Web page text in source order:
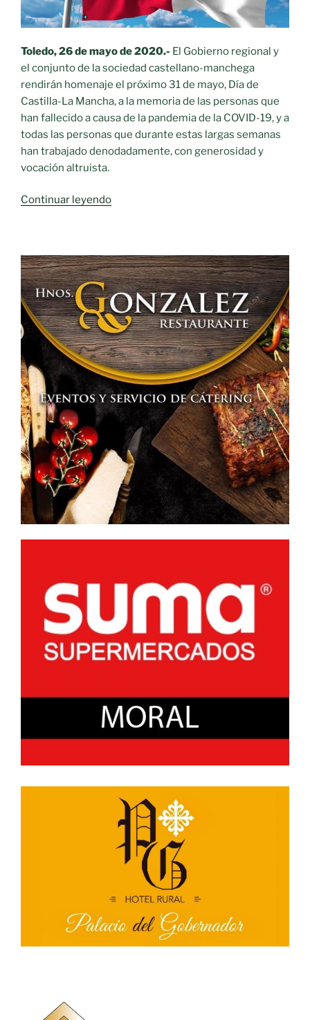
Toledo, 26 de mayo de 2020.- El Gobierno regional y
el conjunto de la sociedad castellano-manchega
rendirán homenaje el próximo 31 de mayo, Día de
Castilla-La Mancha, a la memoria de las personas que
han fallecido a causa de la pandemia de la COVID-19, y a
todas las personas que durante estas largas semanas
han trabajado denodadamente, con generosidad y
vocación altruista.
Continuar leyendo«El
será
un
recuerdo
a
las
víctimas»